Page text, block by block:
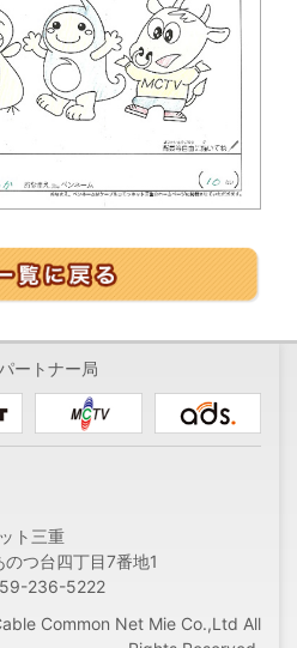
ートナー局
ト三重
つ台四丁目7番地1
236-5222
Common Net Mie Co.,Ltd All